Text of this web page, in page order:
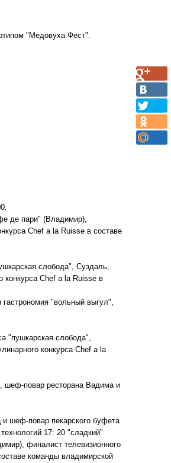
"Медовуха Фест".
де пари" (Владимир),
Chef a la Ruisse в составе
слобода", Суздаль,
конкурса Chef a la Ruisse в
"вольный выгул",
"пушкарская слобода",
конкурса Chef a la
шеф-повар ресторана Вадима и
шеф-повар пекарского буфета
17: 20 "сладкий"
финалист телевизионного
команды владимирской